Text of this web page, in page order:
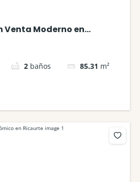
Moderno en
2 baños 85.31 m²